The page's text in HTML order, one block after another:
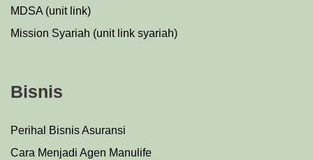
MDSA (unit link)
Mission Syariah (unit link syariah)
Bisnis
Perihal Bisnis Asuransi
Cara Menjadi Agen Manulife